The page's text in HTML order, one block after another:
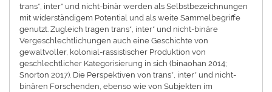
trans*, inter* und nicht-binär werden als Selbstbezeichnungen
mit widerständigem Potential und als weite Sammelbegriffe
genutzt. Zugleich tragen trans*, inter* und nicht-binäre
Vergeschlechtlichungen auch eine Geschichte von
gewaltvoller, kolonial-rassistischer Produktion von
geschlechtlicher Kategorisierung in sich (binaohan 2014;
Snorton 2017). Die Perspektiven von trans*, inter* und nicht-
binären Forschenden, ebenso wie von Subjekten im